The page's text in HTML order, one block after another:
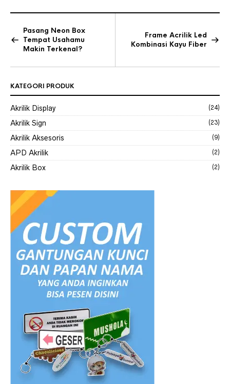
Pasang Neon Box
Tempat Usahamu
Makin Terkenal?
Frame Acrilik Led
Kombinasi Kayu Fiber
KATEGORI PRODUK
Akrilik Display (24)
Akrilik Sign (23)
Akrilik Aksesoris (9)
APD Akrilik (2)
Akrilik Box (2)